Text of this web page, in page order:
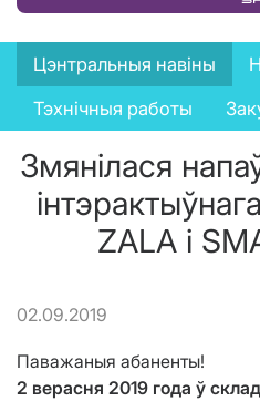
News
menu
Цэнтральныя навіны
Тэхнічныя работы
Змянілася
ZALA і
02.09.2019
Паважаныя абаненты!
2 верасня 2019 года ў